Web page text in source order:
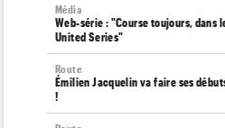
Média
Web-série : "Course toujours, dans
United Series"
Route
Émilien Jacquelin va faire ses
!